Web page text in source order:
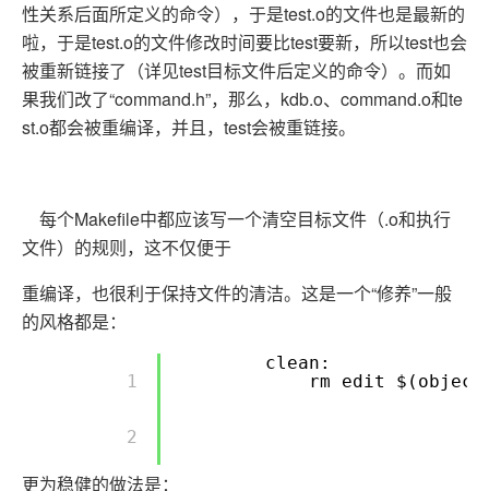
性关系后面所定义的命令），于是test.o的文件也是最新的
啦，于是test.o的文件修改时间要比test要新，所以test也会
被重新链接了（详见test目标文件后定义的命令）。而如
果我们改了“command.h”，那么，kdb.o、command.o和te
st.o都会被重编译，并且，test会被重链接。
每个Makefile中都应该写一个清空目标文件（.o和执行
文件）的规则，这不仅便于
重编译，也很利于保持文件的清洁。这是一个“修养”一般
的风格都是：
        1
        2
clean:
rm edit
更为稳健的做法是：